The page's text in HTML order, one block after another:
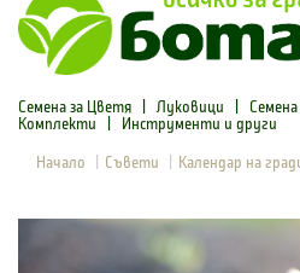
Семена за Цветя |Луковици
Комплекти
Инструменти и други
Начало Съвети Календар на